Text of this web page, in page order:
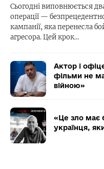
Сьогодні виповнюється
операції —
кампанії, яка перенесла
агресора. Цей крок…
Актор і
фільми не
війною»
«Це зло має
українця,